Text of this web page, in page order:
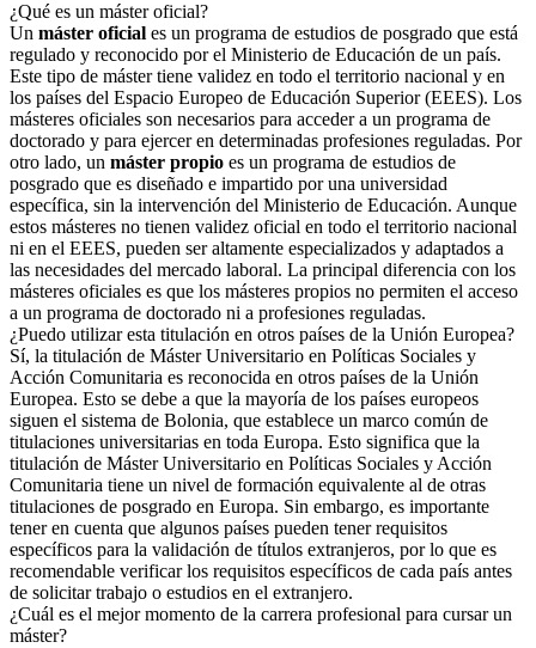
¿Qué es un máster oficial?
Un máster oficial es un programa de estudios de posgrado que está
regulado y reconocido por el Ministerio de Educación de un país.
Este tipo de máster tiene validez en todo el territorio nacional y en
los países del Espacio Europeo de Educación Superior (EEES). Los
másteres oficiales son necesarios para acceder a un programa de
doctorado y para ejercer en determinadas profesiones reguladas. Por
otro lado, un máster propio es un programa de estudios de
posgrado que es diseñado e impartido por una universidad
específica, sin la intervención del Ministerio de Educación. Aunque
estos másteres no tienen validez oficial en todo el territorio nacional
ni en el EEES, pueden ser altamente especializados y adaptados a
las necesidades del mercado laboral. La principal diferencia con los
másteres oficiales es que los másteres propios no permiten el acceso
a un programa de doctorado ni a profesiones reguladas.
¿Puedo utilizar esta titulación en otros países de la Unión Europea?
Sí, la titulación de Máster Universitario en Políticas Sociales y
Acción Comunitaria es reconocida en otros países de la Unión
Europea. Esto se debe a que la mayoría de los países europeos
siguen el sistema de Bolonia, que establece un marco común de
titulaciones universitarias en toda Europa. Esto significa que la
titulación de Máster Universitario en Políticas Sociales y Acción
Comunitaria tiene un nivel de formación equivalente al de otras
titulaciones de posgrado en Europa. Sin embargo, es importante
tener en cuenta que algunos países pueden tener requisitos
específicos para la validación de títulos extranjeros, por lo que es
recomendable verificar los requisitos específicos de cada país antes
de solicitar trabajo o estudios en el extranjero.
¿Cuál es el mejor momento de la carrera profesional para cursar un
máster?